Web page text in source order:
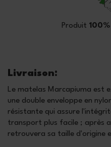
Produit
Livraison:
Le matelas Marcapiuma est
une double enveloppe en
résistante qui assure
transport plus facile ; après
retrouvera sa taille d'origine